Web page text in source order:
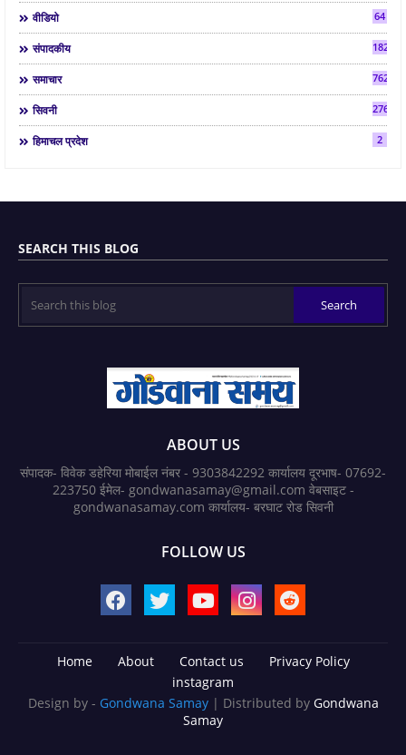
वीडियो 64
संपादकीय 182
समाचार 7624
सिवनी 2763
हिमाचल प्रदेश 2
SEARCH THIS BLOG
ABOUT US
संपादक- विवेक डहेरिया मोबाईल नंबर - 9303842292 कार्यालय दूरभाष- 07692-
223750 ईमेल- gondwanasamay@gmail.com वेबसाइट -
gondwanasamay.com कार्यालय- बरघाट रोड सिवनी
FOLLOW US
Home About Contact us
Privacy Policy
instagram
Design by - Gondwana Samay | Distributed by Gondwana
Samay